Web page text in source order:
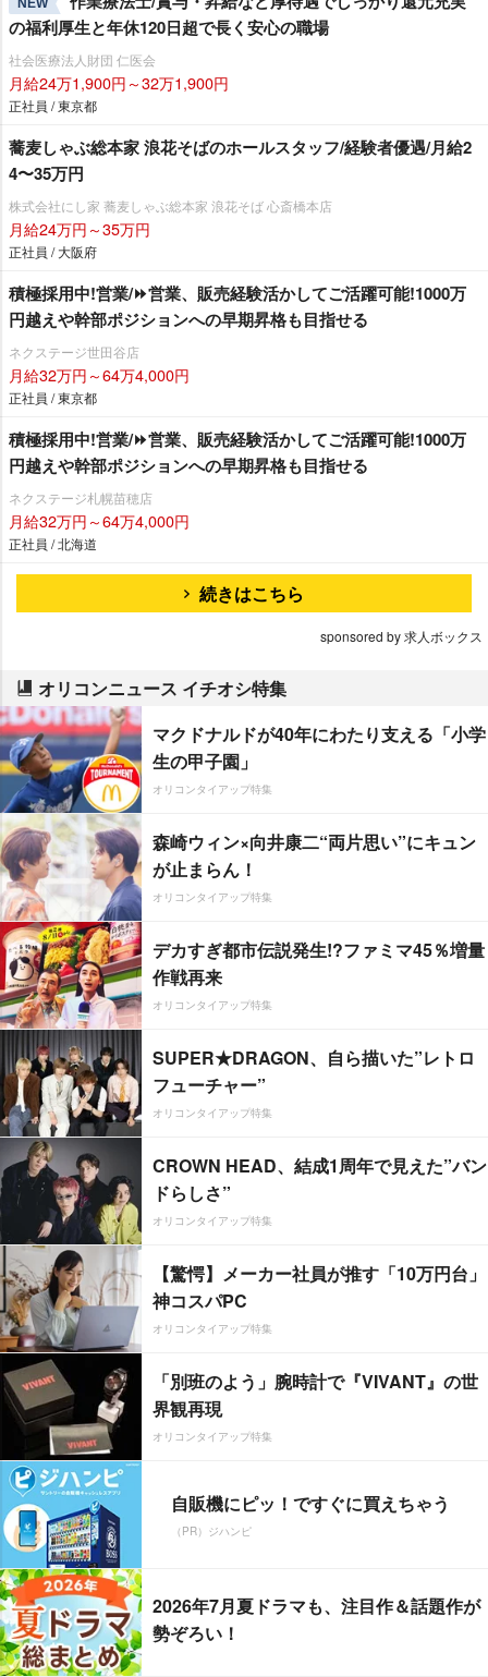
NEW
の福利厚生と年休120日超で長く安心の職場
社会医療法人財団 仁医会
月給24万1,900円～32万1,900円
正社員 / 東京都
蕎麦しゃぶ総本家 浪花そばのホールスタッフ/経験者優遇/月給2
4〜35万円
株式会社にし家 蕎麦しゃぶ総本家 浪花そば 心斎橋本店
月給24万円～35万円
正社員 / 大阪府
積極採用中!営業/⏩️営業、販売経験活かしてご活躍可能!1000万
円越えや幹部ポジションへの早期昇格も目指せる
ネクステージ世田谷店
月給32万円～64万4,000円
正社員 / 東京都
積極採用中!営業/⏩️営業、販売経験活かしてご活躍可能!1000万
円越えや幹部ポジションへの早期昇格も目指せる
ネクステージ札幌苗穂店
月給32万円～64万4,000円
正社員 / 北海道
続きはこちら
sponsored by 求人ボックス
オリコンニュース イチオシ特集
マクドナルドが40年にわたり支える「小学
生の甲子園」
オリコンタイアップ特集
森崎ウィン×向井康二“両片思い”にキュン
が止まらん！
オリコンタイアップ特集
デカすぎ都市伝説発生!?ファミマ45％増量
作戦再来
オリコンタイアップ特集
SUPER★DRAGON、自ら描いた”レトロ
フューチャー”
オリコンタイアップ特集
CROWN HEAD、結成1周年で見えた”バン
ドらしさ”
オリコンタイアップ特集
【驚愕】メーカー社員が推す「10万円台」
神コスパPC
オリコンタイアップ特集
「別班のよう」腕時計で『VIVANT』の世
界観再現
オリコンタイアップ特集
自販機にピッ！ですぐに買えちゃう
（PR）ジハンピ
2026年7月夏ドラマも、注目作＆話題作が
勢ぞろい！